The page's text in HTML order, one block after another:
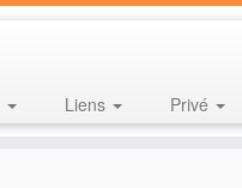
Liens Privé